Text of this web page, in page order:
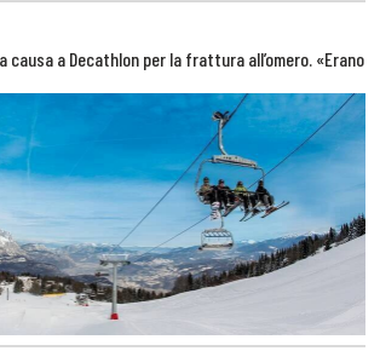
causa a Decathlon per la frattura all’omero. «Erano